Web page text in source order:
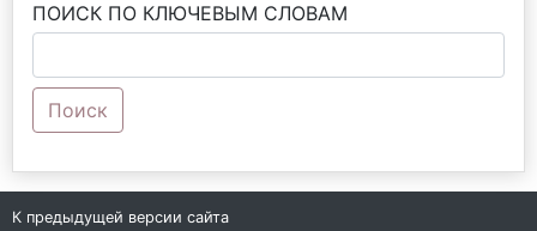
ПОИСК ПО КЛЮЧЕВЫМ СЛОВАМ
Поиск
К предыдущей версии сайта